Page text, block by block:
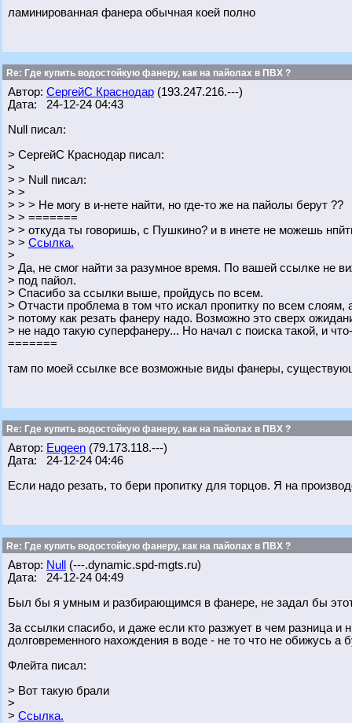
ламинированная фанера обычная коей полно
Re: Где купить водостойкую фанеру, как на пайолах в ПВХ ?
Автор: СергейС Краснодар (193.247.216.---)
Дата: 24-12-24 04:43
Null писал:
> СергейС Краснодар писал:
>
> > Null писал:
> >
> > > Не могу в и-нете найти, но где-то же на пайолы берут ??
> > =======
> > откуда ты говоришь, с Пушкино? и в инете не можешь
> > Ссылка.
>
> Да, не смог найти за разумное время. По вашей ссылке не
> под пайол.
> Спасибо за ссылки выше, пройдусь по всем.
> Отчасти проблема в том что искал пропитку по всем слоям,
> потому как резать фанеру надо. Возможно это сверх
> не надо такую суперфанеру... Но начал с поиска такой, и
=======
там по моей ссылке все возможные виды фанеры,
Re: Где купить водостойкую фанеру, как на пайолах в ПВХ ?
Автор: Eugeen (79.173.118.---)
Дата: 24-12-24 04:46
Если надо резать, то бери пропитку для торцов. Я на
Re: Где купить водостойкую фанеру, как на пайолах в ПВХ ?
Автор: Null
(---.dynamic.spd-mgts.ru)
Дата: 24-12-24 04:49
Был бы я умным и разбирающимся в фанере, не задал бы
За ссылки спасибо, и даже если кто разжует в чем разница
долговременного нахождения в воде - не то что не обижусь а
Флейта писал:
> Вот такую брали
>
> Ссылка.